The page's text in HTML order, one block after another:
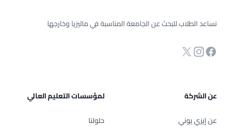
نساعد الطلاب للبحث عن الجامعة المناسبة في ماليزيا وخارجها
صفحة الفيسبوك
انستجرام
Twitter
عن الشركة
عن إيزي يوني
لمؤسسات التعليم العالي
حلولنا